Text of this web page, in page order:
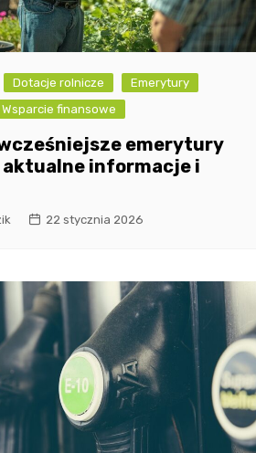
Dotacje rolnicze
Emerytury
Wsparcie finansowe
emerytury
aktualne informacje i
22 stycznia 2026